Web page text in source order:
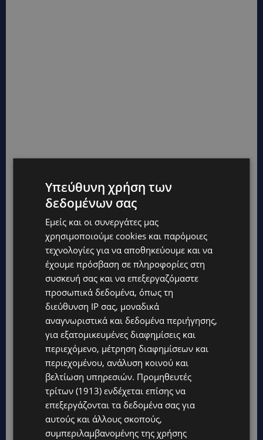
Υπεύθυνη χρήση των
δεδομένων σας
Εμείς και οι συνεργάτες μας
χρησιμοποιούμε cookies και παρόμοιες
τεχνολογίες για να αποθηκεύουμε και να
έχουμε πρόσβαση σε πληροφορίες στη
συσκευή σας και να επεξεργαζόμαστε
προσωπικά δεδομένα, όπως τη
διεύθυνση IP σας, μοναδικά
αναγνωριστικά και δεδομένα περιήγησης,
για εξατομικευμένες διαφημίσεις και
περιεχόμενο, μέτρηση διαφημίσεων και
περιεχομένου, ανάλυση κοινού και
βελτίωση υπηρεσιών. Προμηθευτές
τρίτων (1913) ενδέχεται επίσης να
επεξεργάζονται τα δεδομένα σας για
αυτούς και άλλους σκοπούς,
συμπεριλαμβανομένης της χρήσης